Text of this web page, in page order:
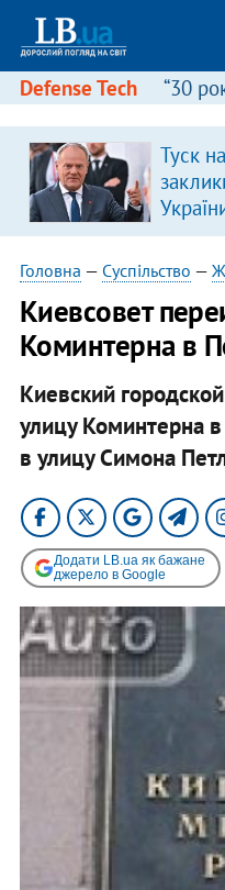
Defense Tech “30
Туск
Головна — Суспільство —
Киевсовет
Коминтерна в
Киевский
улицу Коминтерна
в улицу Симона
Додати LB.ua як бажане
джерело в Google